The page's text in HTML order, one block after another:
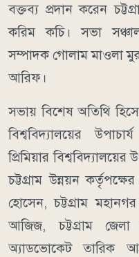
বক্তব্য প্রদান করেন
করিম কচি। সভা
সম্পাদক গোলাম মাওলা
আরিফ।
সভায় বিশেষ অতিথি
বিশ্ববিদ্যালয়ের
প্রিমিয়ার
চট্টগ্রাম উন্নয়ন
হোসেন, চট্টগ্রাম
আজিজ, চট্টগ্রাম
অ্যাডভোকেট তারিক